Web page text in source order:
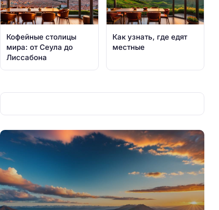
Кофейные столицы
мира: от Сеула до
Лиссабона
Как узнать, где едят
местные